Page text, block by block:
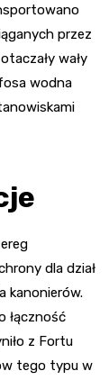
przez
wały
wodna
dla dział
kanonierów.
łączność
z Fortu
tego typu w